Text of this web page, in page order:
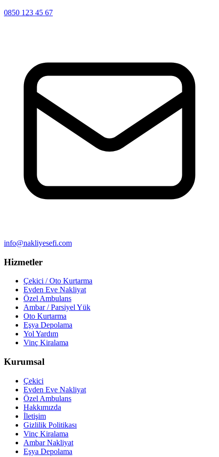
0850 123 45 67
info@nakliyesefi.com
Hizmetler
Çekici / Oto Kurtarma
Evden Eve Nakliyat
Özel Ambulans
Ambar / Parsiyel Yük
Oto Kurtarma
Eşya Depolama
Yol Yardım
Vinç Kiralama
Kurumsal
Çekici
Evden Eve Nakliyat
Özel Ambulans
Hakkımızda
İletişim
Gizlilik Politikası
Vinç Kiralama
Ambar Nakliyat
Eşya Depolama